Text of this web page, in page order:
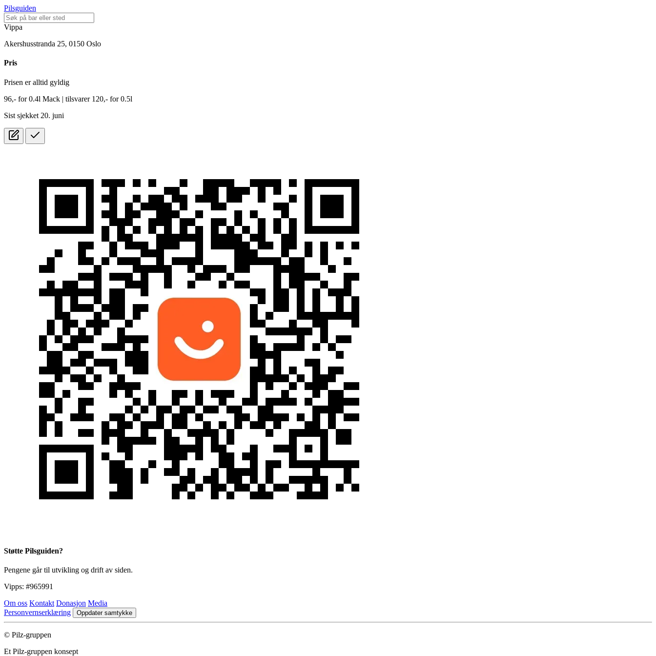
Pilsguiden
Vippa
Akershusstranda 25, 0150 Oslo
Pris
Prisen er alltid gyldig
96,- for0.4l Mack | tilsvarer 120,- for 0.5l
Sist sjekket 20. juni
Støtte Pilsguiden?
Pengene går til utvikling og drift av siden.
Vipps: #965991
Om oss Kontakt Donasjon Media
Personvernserklæring
Oppdater samtykke
© Pilz-gruppen
Et Pilz-gruppen konsept